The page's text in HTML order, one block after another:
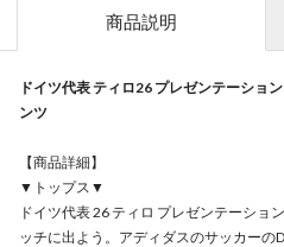
商品説明
ドイツ代表 ティロ26 プレゼンテーショ
ンツ
【商品詳細】
▼トップス▼
ドイツ代表 26 ティロ プレゼンテーショ
ッチに出よう。アディダスのサッカー